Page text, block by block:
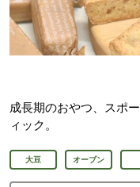
成長期のおやつ、スポ
ィック。
大豆 オーブン